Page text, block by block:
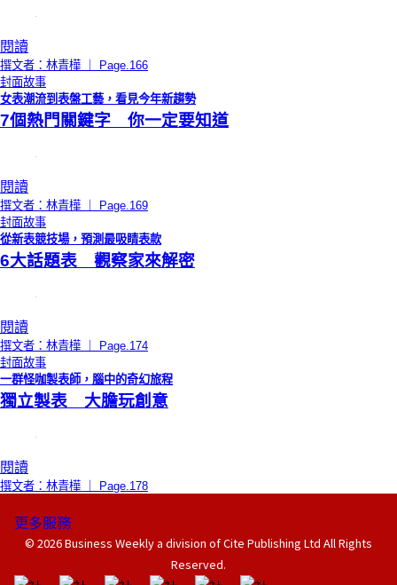
閱讀
撰文者：林青樺 ｜ Page.166
封面故事
女表潮流到表盤工藝，看見今年新趨勢
7個熱門關鍵字 你一定要知道
閱讀
撰文者：林青樺 ｜ Page.169
封面故事
從新表競技場，預測最吸睛表款
6大話題表 觀察家來解密
閱讀
撰文者：林青樺 ｜ Page.174
封面故事
一群怪咖製表師，腦中的奇幻旅程
獨立製表 大膽玩創意
閱讀
撰文者：林青樺 ｜ Page.178
更多服務
© 2026 Business Weekly a division of Cite Publishing Ltd All Rights
Reserved.